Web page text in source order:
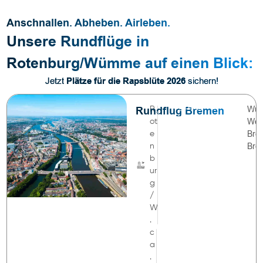
Anschnallen. Abheben. Airleben.
Unsere Rundflüge in
Rotenburg/Wümme auf einen Blick:
Jetzt Plätze für die Rapsblüte 2026sichern!
Flugzeug-Rundflug
R
ot
e
n
b
ur
g
/
W
.
c
a
.
Von
der
Wümme
Weser
Rundflug Bremen